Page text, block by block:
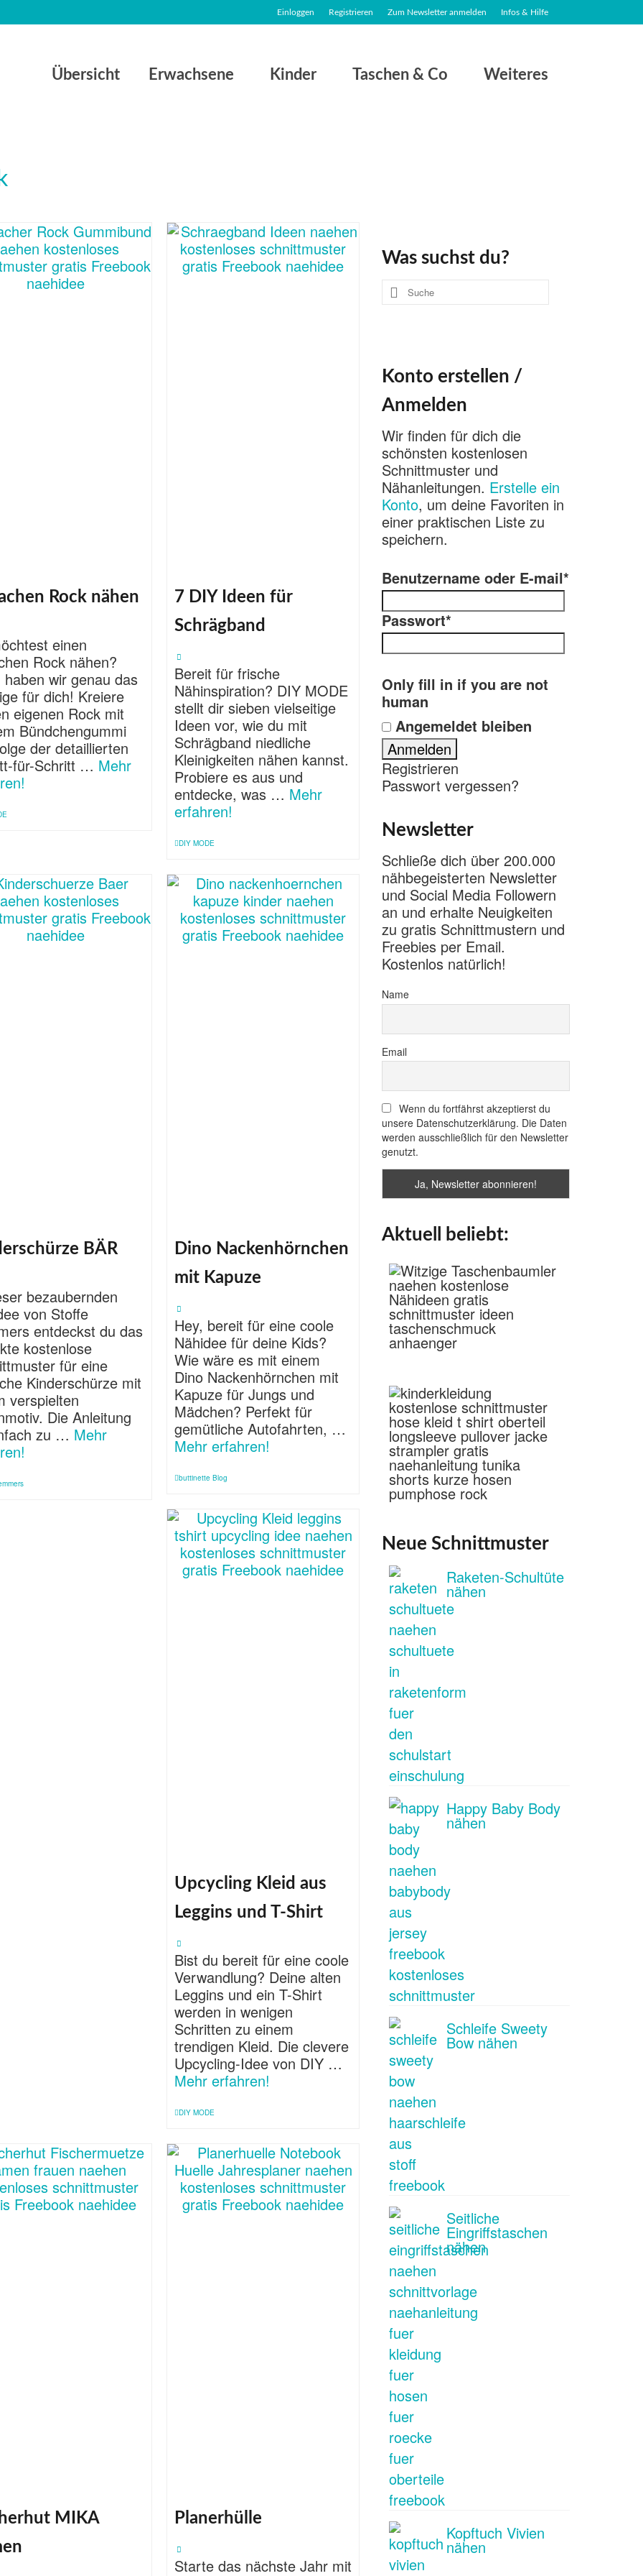
Einloggen Registrieren Zum Newsletter anmelden Infos & Hilfe
Übersicht Erwachsene Kinder Taschen & Co Weiteres
Rock nähen
einen
Rock nähen?
haben wir genau das
für dich! Kreiere
eigenen Rock mit
Bündchengummi
der detaillierten
für-Schritt … Mehr
7 DIY Ideen für
Schrägband
Bereit für frische
Nähinspiration? DIY MODE
stellt dir sieben vielseitige
Ideen vor, wie du mit
Schrägband niedliche
Kleinigkeiten nähen kannst.
Probiere es aus und
entdecke, was … Mehr
erfahren!
DIY MODE
BÄR
bezaubernden
von Stoffe
entdeckst du das
kostenlose
für eine
Kinderschürze mit
verspielten
Die Anleitung
zu … Mehr
Dino Nackenhörnchen
mit Kapuze
Hey, bereit für eine coole
Nähidee für deine Kids?
Wie wäre es mit einem
Dino Nackenhörnchen mit
Kapuze für Jungs und
Mädchen? Perfekt für
gemütliche Autofahrten, …
Mehr erfahren!
buttinette Blog
Upcycling Kleid aus
Leggins und T-Shirt
Bist du bereit für eine coole
Verwandlung? Deine alten
Leggins und ein T-Shirt
werden in wenigen
Schritten zu einem
trendigen Kleid. Die clevere
Upcycling-Idee von DIY …
Mehr erfahren!
DIY MODE
MIKA
Planerhülle
Starte das nächste Jahr mit
Was suchst du?
Suche
nach:
Konto erstellen /
Anmelden
Wir finden für dich die
schönsten kostenlosen
Schnittmuster und
Nähanleitungen. Erstelle ein
Konto, um deine Favoriten in
einer praktischen Liste zu
speichern.
Benutzername oder E-mail*
Passwort*
Only fill in if you are not
human
Angemeldet bleiben
Registrieren
Passwort vergessen?
Newsletter
Schließe dich über 200.000
nähbegeisterten Newsletter
und Social Media Followern
an und erhalte Neuigkeiten
zu gratis Schnittmustern und
Freebies per Email.
Kostenlos natürlich!
Name
Email
Wenn du fortfährst akzeptierst du
unsere Datenschutzerklärung. Die Daten
werden ausschließlich für den Newsletter
genutzt.
Aktuell beliebt:
Neue Schnittmuster
Raketen-Schultüte
nähen
Happy Baby Body
nähen
Schleife Sweety
Bow nähen
Seitliche
Eingriffstaschen
nähen
Kopftuch Vivien
nähen